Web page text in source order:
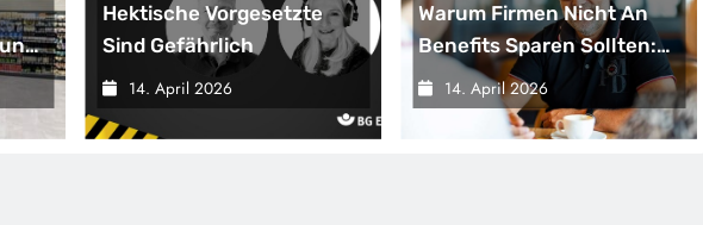
Hektische Vorgesetzte
Sind Gefährlich
14. April 2026
Warum Firmen Nicht An
Benefits Sparen Sollten:
VW Als Gutes Vorbild
14. April 2026